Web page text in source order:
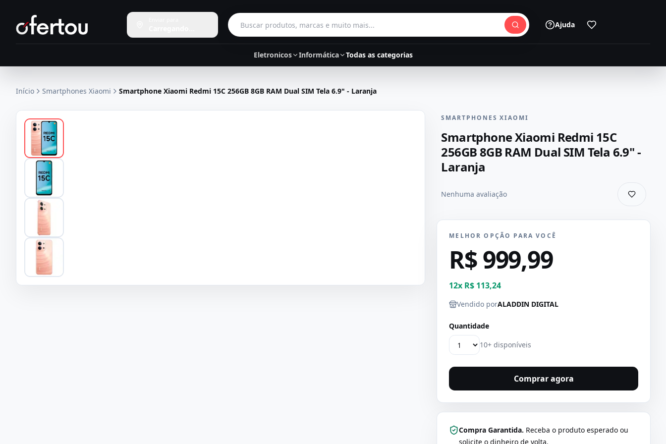
Buscar produtos
Ajuda
Eletronicos Informática Todas as categorias
Início Smartphones Xiaomi Smartphone Xiaomi Redmi 15C 256GB 8GB RAM Dual SIM Tela 6.9" - Laranja
SMARTPHONES XIAOMI
Smartphone Xiaomi Redmi 15C
256GB 8GB RAM Dual SIM Tela 6.9" -
Laranja
Nenhuma avaliação
MELHOR OPÇÃO PARA VOCÊ
R$ 999,99
12x R$ 113,24
Vendido porALADDIN DIGITAL
Quantidade
10+ disponíveis
Comprar agora
Compra Garantida. Receba o produto esperado ou
solicite o dinheiro de volta.